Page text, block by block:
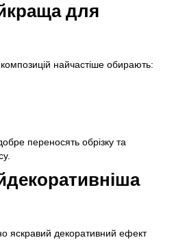
для
найчастіше обирають:
переносять обрізку та
яскравий декоративний ефект